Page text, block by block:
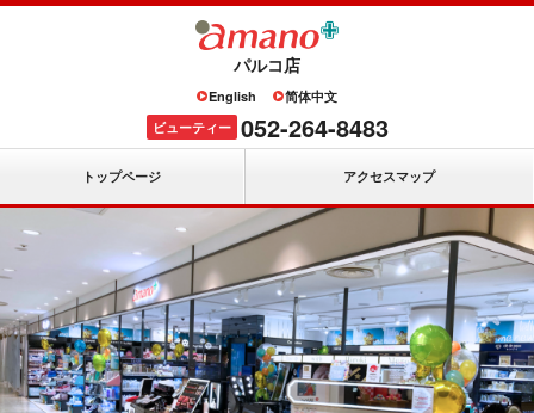
パルコ店
English
简体中文
ビューティー 052-264-8483
トップページ アクセスマップ